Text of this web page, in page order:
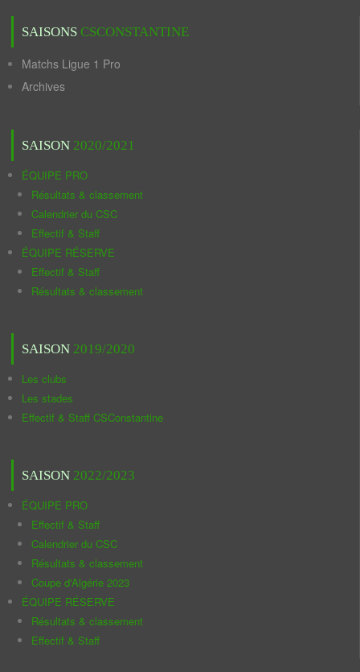
SAISONS CSCONSTANTINE
Matchs Ligue 1 Pro
Archives
SAISON 2020/2021
ÉQUIPE PRO
Résultats & classement
Calendrier du CSC
Effectif & Staff
ÉQUIPE RÉSERVE
Effectif & Staff
Résultats & classement
SAISON 2019/2020
Les clubs
Les stades
Effectif & Staff CSConstantine
SAISON 2022/2023
ÉQUIPE PRO
Effectif & Staff
Calendrier du CSC
Résultats & classement
Coupe d'Algérie 2023
ÉQUIPE RÉSERVE
Résultats & classement
Effectif & Staff